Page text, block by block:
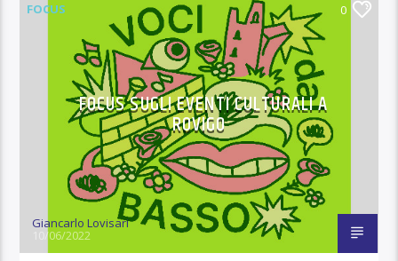
FOCUS 0
FOCUS SUGLI EVENTI CULTURALI A
ROVIGO
Giancarlo Lovisari
10/06/2022